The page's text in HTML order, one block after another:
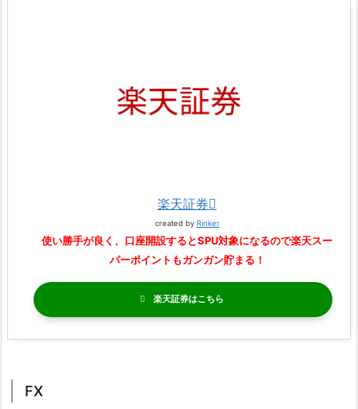
楽天証券
created by Rinker
使い勝手が良く、口座開設するとSPU対象になるので楽天スー
パーポイントもガンガン貯まる！
楽天証券
FX